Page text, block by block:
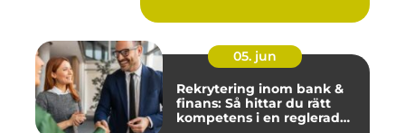
05. jun
Rekrytering inom bank &
finans: Så hittar du rätt
kompetens i en reglerad